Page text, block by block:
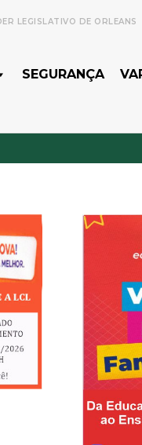
LEGISLATIVO DE ORLEANS
SEGURANÇA